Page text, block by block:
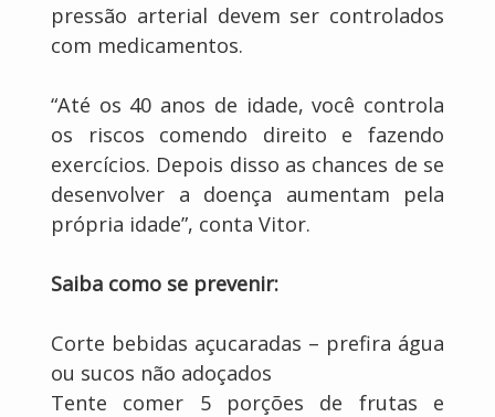
pressão arterial devem ser controlados
com medicamentos.
“Até os 40 anos de idade, você controla
os riscos comendo direito e fazendo
exercícios. Depois disso as chances de se
desenvolver a doença aumentam pela
própria idade”, conta Vitor.
Saiba como se prevenir:
Corte bebidas açucaradas – prefira água
ou sucos não adoçados
Tente comer 5 porções de frutas e